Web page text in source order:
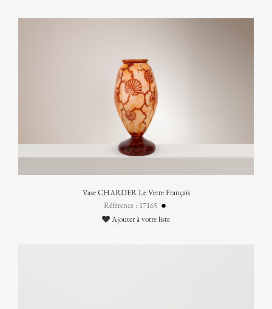
Vase CHARDER Le Verre Français
Référence : 17165
Ajouter à votre liste